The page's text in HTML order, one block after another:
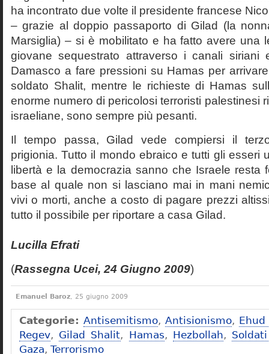
ha incontrato due volte il presidente francese
– grazie al doppio passaporto di Gilad (la
Marsiglia) – si è mobilitato e ha fatto avere una
giovane sequestrato attraverso i canali siriani
Damasco a fare pressioni su Hamas per
soldato Shalit, mentre le richieste di Hamas
enorme numero di pericolosi terroristi palestinesi
israeliane, sono sempre più pesanti.
Il tempo passa, Gilad vede compiersi il
prigionia. Tutto il mondo ebraico e tutti gli esseri
libertà e la democrazia sanno che Israele resta
base al quale non si lasciano mai in mani
vivi o morti, anche a costo di pagare prezzi
tutto il possibile per riportare a casa Gilad.
Lucilla Efrati
(Rassegna Ucei, 24 Giugno 2009)
Emanuel Baroz, 25 giugno 2009
Categorie: Antisemitismo, Antisionismo, Ehud
Regev, Gilad Shalit, Hamas, Hezbollah,
Gaza, Terrorismo